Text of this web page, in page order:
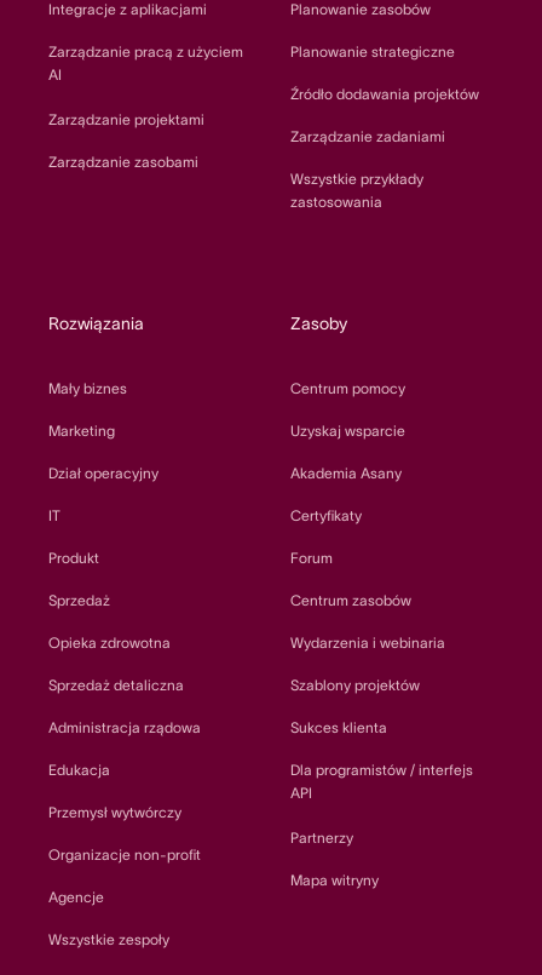
Integracje z aplikacjami
Zarządzanie pracą z użyciem
AI
Zarządzanie projektami
Zarządzanie zasobami
Planowanie zasobów
Planowanie strategiczne
Źródło dodawania projektów
Zarządzanie zadaniami
Wszystkie przykłady
zastosowania
Rozwiązania
Mały biznes
Marketing
Dział operacyjny
IT
Produkt
Sprzedaż
Opieka zdrowotna
Sprzedaż detaliczna
Administracja rządowa
Edukacja
Przemysł wytwórczy
Organizacje non-profit
Agencje
Wszystkie zespoły
Zasoby
Centrum pomocy
Uzyskaj wsparcie
Akademia Asany
Certyfikaty
Forum
Centrum zasobów
Wydarzenia i webinaria
Szablony projektów
Sukces klienta
Dla programistów / interfejs
API
Partnerzy
Mapa witryny